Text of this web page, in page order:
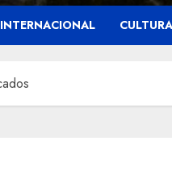
INTERNACIONAL CULTURA